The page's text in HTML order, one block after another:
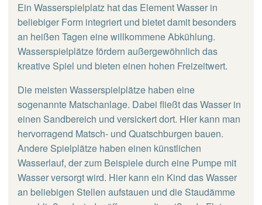
Ein Wasserspielplatz hat das Element Wasser in
beliebiger Form integriert und bietet damit besonders
an heißen Tagen eine willkommene Abkühlung.
Wasserspielplätze fördern außergewöhnlich das
kreative Spiel und bieten einen hohen Freizeitwert.
Die meisten Wasserspielplätze haben eine
sogenannte Matschanlage. Dabei fließt das Wasser in
einen Sandbereich und versickert dort. Hier kann man
hervorragend Matsch- und Quatschburgen bauen.
Andere Spielplätze haben einen künstlichen
Wasserlauf, der zum Beispiele durch eine Pumpe mit
Wasser versorgt wird. Hier kann ein Kind das Wasser
an beliebigen Stellen aufstauen und die Staudämme